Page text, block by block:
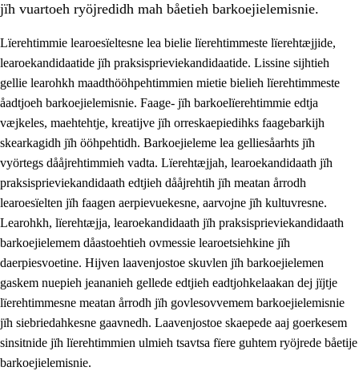
3. Prinsihph skuvlen rïektesisnie
3.1 Feerhmeles lïeremebyjrese
3.2 Ööhpehtimmie jïh sjïehtedamme lïerehtimmie
3.3 Gåetie jïh skuvle laavenjostoeh
3.4 Lïerehtimmie learoesïeltesne jïh barkoejielemisnie
3.5 Profesjonsektievoete jïh skuvleevtiedimmie
jïh vuartoeh ryöjredidh mah båetieh barkoejielemisnie.
Lïerehtimmie learoesïeltesne lea bielie lïerehtimmeste lïerehtæjjide,
learoekandidaatide jïh praksisprieviekandidaatide. Lissine sijhtieh
gellie learohkh maadthööhpehtimmien mietie bielieh lïerehtimmeste
åadtjoeh barkoejielemisnie. Faage- jïh barkoelïerehtimmie edtja
væjkeles, maehtehtje, kreatijve jïh orreskaepiedihks faagebarkijh
skearkagidh jïh ööhpehtidh. Barkoejieleme lea gelliesåarhts jïh
vyörtegs dååjrehtimmieh vadta. Lïerehtæjjah, learoekandidaath jïh
praksisprieviekandidaath edtjieh dååjrehtih jïh meatan årrodh
learoesïelten jïh faagen aerpievuekesne, aarvojne jïh kultuvresne.
Learohkh, lïerehtæjja, learoekandidaath jïh praksisprieviekandidaath
barkoejielemem dåastoehtieh ovmessie learoetsiehkine jïh
daerpiesvoetine. Hijven laavenjostoe skuvlen jïh barkoejielemen
gaskem nuepieh jeananieh gellede edtjieh eadtjohkelaakan dej jïjtje
lïerehtimmesne meatan årrodh jïh govlesovvemem barkoejielemisnie
jïh siebriedahkesne gaavnedh. Laavenjostoe skaepede aaj goerkesem
sinsitnide jïh lïerehtimmien ulmieh tsavtsa fïere guhtem ryöjrede båetije
barkoejielemisnie.